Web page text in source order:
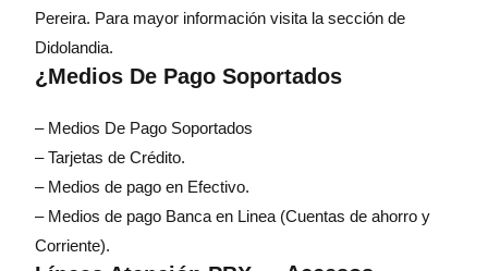
Pereira. Para mayor información visita la sección de
Didolandia.
¿Medios De Pago Soportados
– Medios De Pago Soportados
– Tarjetas de Crédito.
– Medios de pago en Efectivo.
– Medios de pago Banca en Linea (Cuentas de ahorro y
Corriente).